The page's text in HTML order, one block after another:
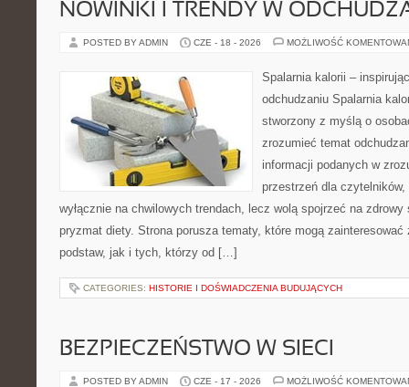
NOWINKI I TRENDY W
POSTED BY ADMIN CZE - 18 - 2026 MOŻLIWOŚĆ
Spalarnia kalorii –
odchudzaniu Spalarnia
stworzony z myślą o
zrozumieć temat
informacji podanych w
przestrzeń dla
wyłącznie na chwilowych trendach, lecz wolą spojrzeć na
pryzmat diety. Strona porusza tematy, które mogą
podstaw, jak i tych, którzy od […]
CATEGORIES: HISTORIE I DOŚWIADCZENIA BUDUJĄCYCH
BEZPIECZEŃSTWO W SIECI
POSTED BY ADMIN CZE - 17 - 2026 MOŻLIWOŚĆ